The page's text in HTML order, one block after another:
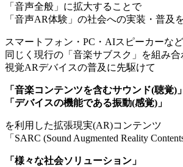
「音声全般」に拡大することで
「音声AR体験」の社会への実装・普及
スマートフォン・PC・AIスピーカーなど
同じく現行の「音楽サブスク」を組み合
視覚ARデバイスの普及に先駆けて
「音楽コンテンツを含むサウンド(聴覚)」
「デバイスの機能である振動(感覚)」
を利用した拡張現実(AR)コンテンツ
「SARC (Sound Augmented Reality
「様々な社会ソリューション」